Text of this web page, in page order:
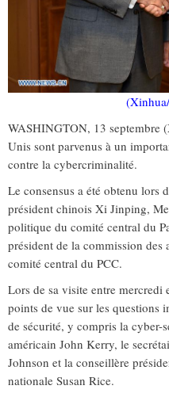
WASHINGTON, 13 septembre
Unis sont parvenus à un
contre la cybercriminalité.
Le consensus a été obtenu lors
président chinois Xi Jinping,
politique du comité central du
président de la commission
comité central du PCC.
Lors de sa visite entre mercredi
points de vue sur les questions
de sécurité, y compris la cyber-
américain John Kerry, le
Johnson et la conseillère
nationale Susan Rice.